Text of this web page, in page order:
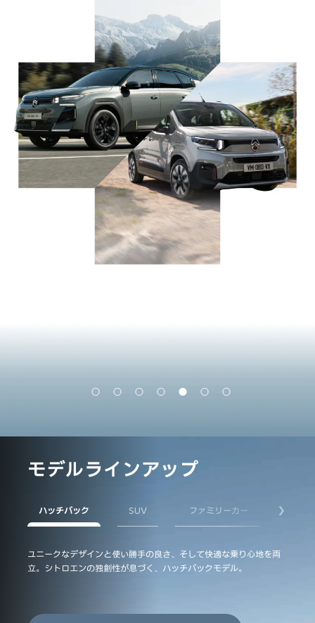
モデルラインアップ
ユニークなデザインと使い勝手の良さ、そして快適な乗り心地を両
立。シトロエンの独創性が息づく、ハッチバックモデル。
ハッチバック SUV ファミリーカー